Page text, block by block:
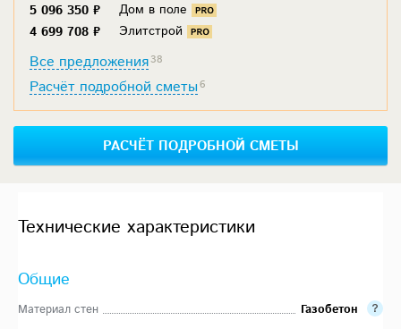
5 096 350 ₽
Дом в поле
4 699 708 ₽
Элитстрой
Все предложения38
Расчёт подробной сметы6
РАСЧЁТ ПОДРОБНОЙ СМЕТЫ
Технические характеристики
Общие
Материал стен
Газобетон